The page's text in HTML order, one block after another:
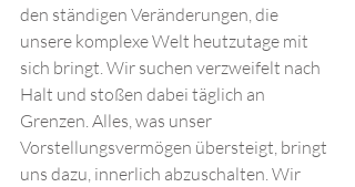
den ständigen Veränderungen, die
unsere komplexe Welt heutzutage mit
sich bringt. Wir suchen verzweifelt nach
Halt und stoßen dabei täglich an
Grenzen. Alles, was unser
Vorstellungsvermögen übersteigt, bringt
uns dazu, innerlich abzuschalten. Wir